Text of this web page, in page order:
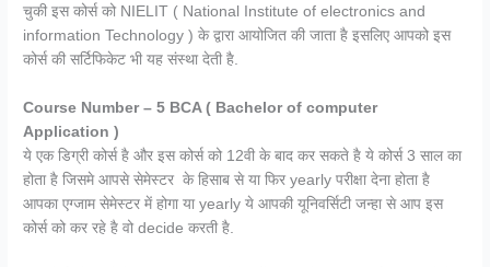
चुकी इस कोर्स को NIELIT ( National Institute of electronics and
information Technology ) के द्वारा आयोजित की जाता है इसलिए आपको इस
कोर्स की सर्टिफिकेट भी यह संस्था देती है.
Course Number – 5 BCA ( Bachelor of computer
Application )
ये एक डिग्री कोर्स है और इस कोर्स को 12वी के बाद कर सकते है ये कोर्स 3 साल का
होता है जिसमे आपसे सेमेस्टर के हिसाब से या फिर yearly परीक्षा देना होता है
आपका एग्जाम सेमेस्टर में होगा या yearly ये आपकी यूनिवर्सिटी जन्हा से आप इस
कोर्स को कर रहे है वो decide करती है.